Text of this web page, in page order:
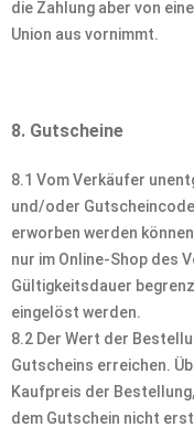
die Zahlung aber von
Union aus vornimmt.
8. Gutscheine
8.1 Vom Verkäufer
und/oder
erworben werden
nur im Online-Shop des
Gültigkeitsdauer
eingelöst werden.
8.2 Der Wert der
Gutscheins erreichen.
Kaufpreis der
dem Gutschein nicht